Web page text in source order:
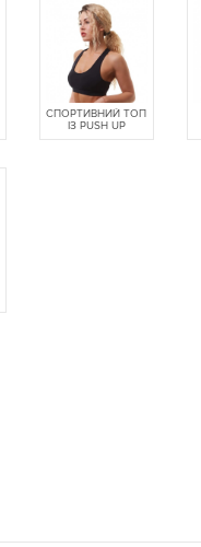
СПОРТИВНИЙ ТОП
ІЗ PUSH UP